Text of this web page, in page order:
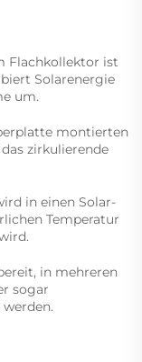
Flachkollektor ist
Solarenergie
um.
montierten
zirkulierende
in einen Solar-
Temperatur
in mehreren
sogar